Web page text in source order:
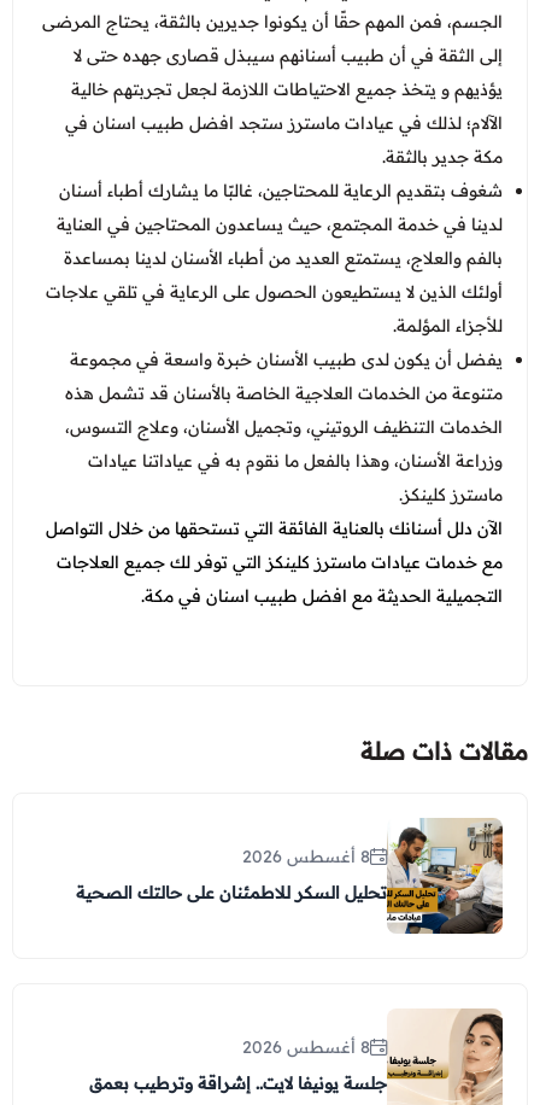
الجسم، فمن المهم حقًا أن يكونوا جديرين بالثقة، يحتاج المرضى
إلى الثقة في أن طبيب أسنانهم سيبذل قصارى جهده حتى لا
يؤذيهم و يتخذ جميع الاحتياطات اللازمة لجعل تجربتهم خالية
الآلام؛ لذلك في عيادات ماسترز ستجد افضل طبيب اسنان في
مكة جدير بالثقة.
شغوف بتقديم الرعاية للمحتاجين، غالبًا ما يشارك أطباء أسنان
لدينا في خدمة المجتمع، حيث يساعدون المحتاجين في العناية
بالفم والعلاج، يستمتع العديد من أطباء الأسنان لدينا بمساعدة
أولئك الذين لا يستطيعون الحصول على الرعاية في تلقي علاجات
للأجزاء المؤلمة.
يفضل أن يكون لدى طبيب الأسنان خبرة واسعة في مجموعة
متنوعة من الخدمات العلاجية الخاصة بالأسنان قد تشمل هذه
الخدمات التنظيف الروتيني، وتجميل الأسنان، وعلاج التسوس،
وزراعة الأسنان، وهذا بالفعل ما نقوم به في عياداتنا عيادات
ماسترز كلينكز.
الآن دلل أسنانك بالعناية الفائقة التي تستحقها من خلال التواصل
مع خدمات عيادات ماسترز كلينكز التي توفر لك جميع العلاجات
التجميلية الحديثة مع افضل طبيب اسنان في مكة.
مقالات ذات صلة
8 أغسطس 2026
تحليل السكر للاطمئنان على حالتك الصحية
8 أغسطس 2026
جلسة يونيفا لايت.. إشراقة وترطيب بعمق